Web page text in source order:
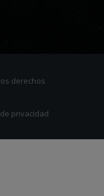
derechos
privacidad